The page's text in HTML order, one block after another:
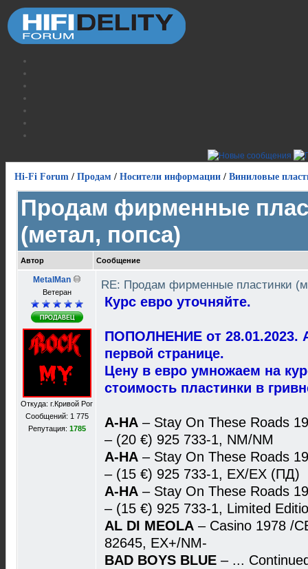
Hi-Fi Forum / Продам / Носители информации / Виниловые
Продам фирменные
(метал, попса)
Автор Сообщение
MetalMan
Ветеран
Откуда: г.Кривой Рог
Сообщений: 1 775
Репутация: 1785
RE: Продам фирменные пластинки
Курс евро уточняйте.
ПОПОЛНЕНИЕ от 28.01.2023.
первой странице.
Цену в евро умножаем на
стоимость пластинки в
A-HA – Stay On These Roads
– (20 €) 925 733-1, NM/NM
A-HA – Stay On These Roads
– (15 €) 925 733-1, EX/EX (ПД)
A-HA – Stay On These Roads
– (15 €) 925 733-1, Limited
AL DI MEOLA – Casino 1978 /
82645, EX+/NM-
BAD BOYS BLUE – ...